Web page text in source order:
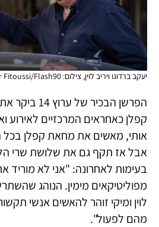
יעקב ברדוגו ויריב לוין, צילום: Olivier Fitoussi/Flash90
הפרשן הבכיר
קפלן כאחראים המרכזיים לאירוע
אותי, מאשים את מחאת קפלן בכל
אבל אז תקף גם את שלושת שרי
בעימות לאחרונה: "אני לא
מפוליטיקאים מימין. הנוהג
לוין ומיקי זוהר להאשים אנשי
מהם לפעול".